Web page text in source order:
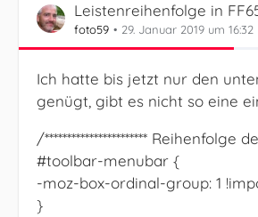
Leistenreihenfolge in
foto59 29. Januar 2019 um 16:32
Ich hatte bis jetzt nur den
genügt, gibt es nicht so eine
/*********************** Reihenfolge
#toolbar-menubar {
-moz-box-ordinal-group: 1
}